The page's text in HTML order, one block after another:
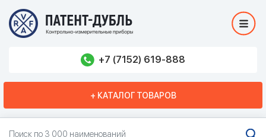
+7 (7152) 619-888
+ КАТАЛОГ ТОВАРОВ